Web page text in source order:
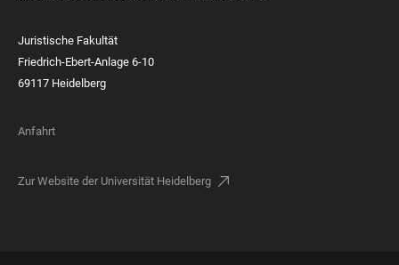
Juristische Fakultät
Friedrich-Ebert-Anlage 6-10
69117 Heidelberg
Anfahrt
Zur Website der Universität Heidelberg